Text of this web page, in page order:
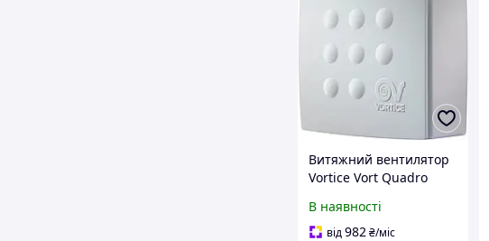
Витяжний вентилятор
Vortice Vort Quadro
В наявності
від982₴/міс